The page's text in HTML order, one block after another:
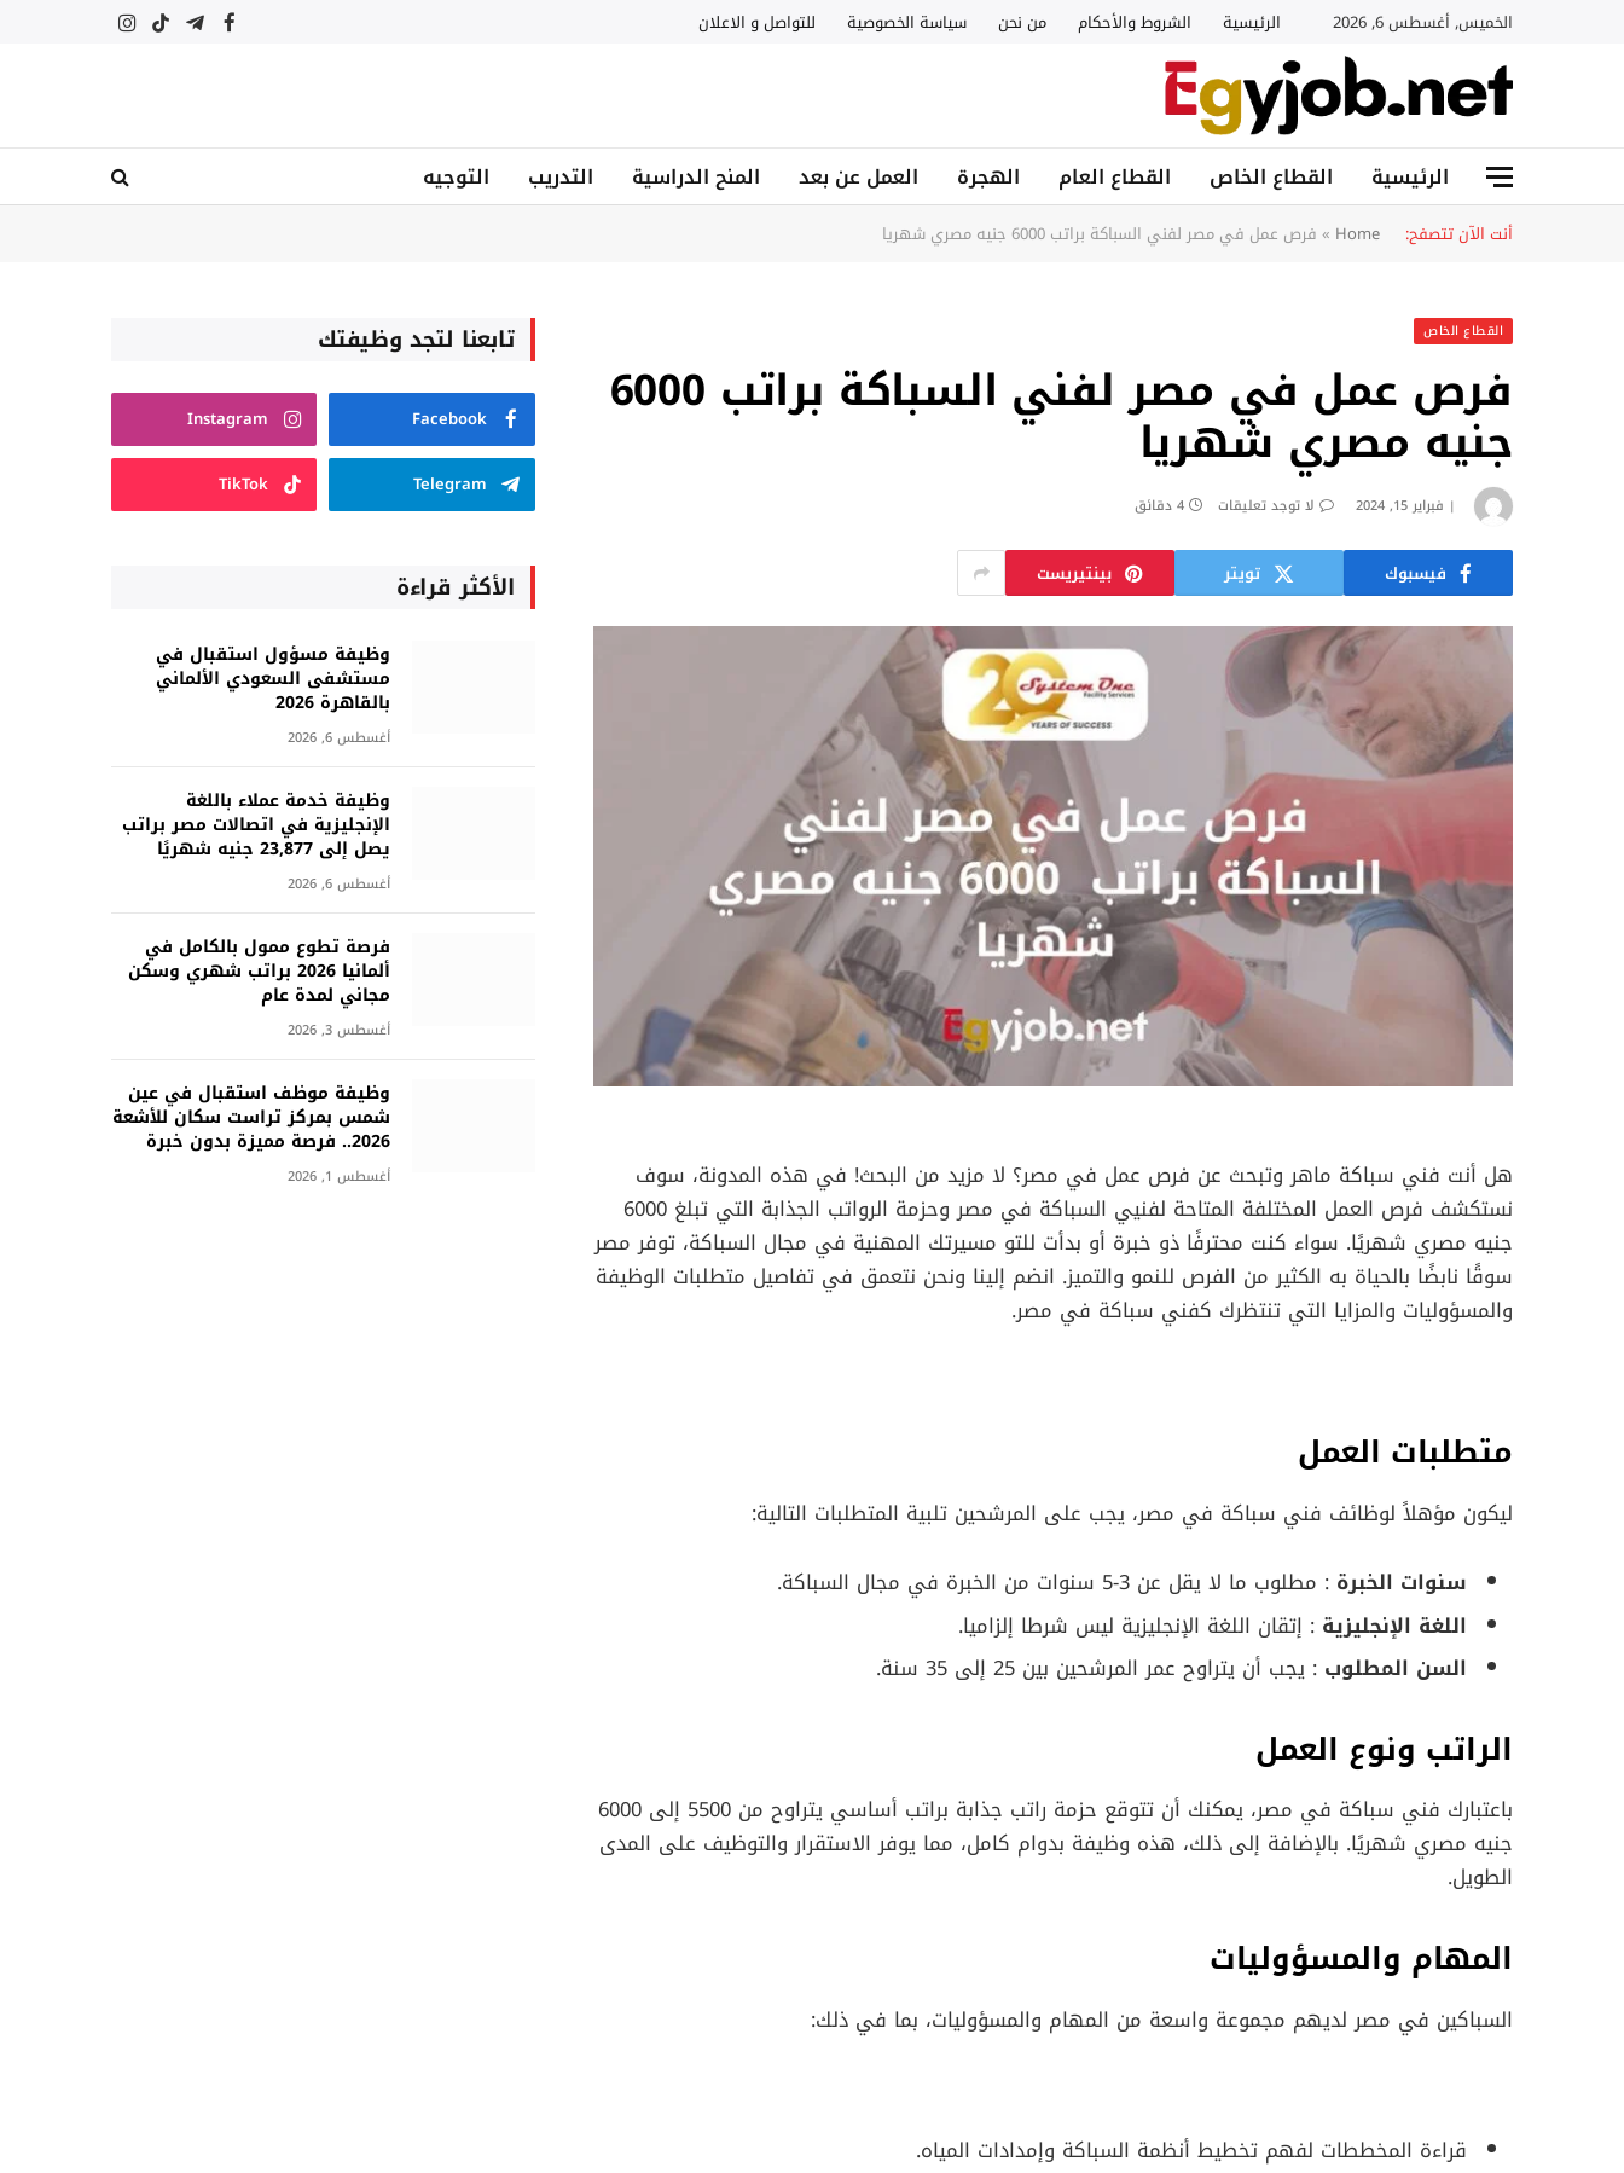
الخميس, أغسطس 6, 2026 الرئيسية الشروط والأحكام من نحن سياسة الخصوصية للتواصل و الاعلان فيسبوكتيلقرامتيكتوكالانستغرام
الرئيسية القطاع الخاص القطاع العام الهجرة العمل عن بعد المنح الدراسية التدريب التوجيه
أنت الآن تتصفح: Home
» فرص عمل في مصر لفني السباكة براتب 6000 جنيه مصري شهريا
القطاع الخاص
فرص عمل في مصر لفني السباكة براتب 6000
جنيه مصري شهريا
فبراير 15, 2024 لا توجد تعليقات 4 دقائق
فيسبوك تويتر بينتيريست
هل أنت فني سباكة ماهر وتبحث عن فرص عمل في مصر؟ لا مزيد من البحث! في هذه المدونة، سوف
نستكشف فرص العمل المختلفة المتاحة لفنيي السباكة في مصر وحزمة الرواتب الجذابة التي تبلغ 6000
جنيه مصري شهريًا. سواء كنت محترفًا ذو خبرة أو بدأت للتو مسيرتك المهنية في مجال السباكة، توفر مصر
سوقًا نابضًا بالحياة به الكثير من الفرص للنمو والتميز. انضم إلينا ونحن نتعمق في تفاصيل متطلبات الوظيفة
والمسؤوليات والمزايا التي تنتظرك كفني سباكة في مصر.
متطلبات العمل
ليكون مؤهلاً لوظائف فني سباكة في مصر، يجب على المرشحين تلبية المتطلبات التالية:
سنوات الخبرة : مطلوب ما لا يقل عن 3-5 سنوات من الخبرة في مجال السباكة.
اللغة الإنجليزية : إتقان اللغة الإنجليزية ليس شرطا إلزاميا.
السن المطلوب : يجب أن يتراوح عمر المرشحين بين 25 إلى 35 سنة.
الراتب ونوع العمل
باعتبارك فني سباكة في مصر، يمكنك أن تتوقع حزمة راتب جذابة براتب أساسي يتراوح من 5500 إلى 6000
جنيه مصري شهريًا. بالإضافة إلى ذلك، هذه وظيفة بدوام كامل، مما يوفر الاستقرار والتوظيف على المدى
الطويل.
المهام والمسؤوليات
السباكين في مصر لديهم مجموعة واسعة من المهام والمسؤوليات، بما في ذلك:
قراءة المخططات لفهم تخطيط أنظمة السباكة وإمدادات المياه.
تابعنا لتجد وظيفتك
Facebook
Instagram
Telegram
TikTok
الأكثر قراءة
وظيفة مسؤول استقبال في
مستشفى السعودي الألماني
بالقاهرة 2026
أغسطس 6, 2026
وظيفة خدمة عملاء باللغة
الإنجليزية في اتصالات مصر براتب
يصل إلى 23,877 جنيه شهريًا
أغسطس 6, 2026
فرصة تطوع ممول بالكامل في
ألمانيا 2026 براتب شهري وسكن
مجاني لمدة عام
أغسطس 3, 2026
وظيفة موظف استقبال في عين
شمس بمركز تراست سكان للأشعة
2026.. فرصة مميزة بدون خبرة
أغسطس 1, 2026